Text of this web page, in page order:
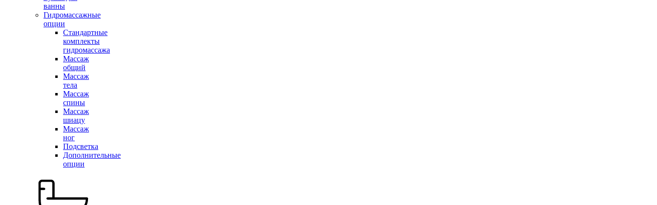
ванны
Гидромассажные
опции
Стандартные
комплекты
гидромассажа
Массаж
общий
Массаж
тела
Массаж
спины
Массаж
шиацу
Массаж
ног
Подсветка
Дополнительные
опции